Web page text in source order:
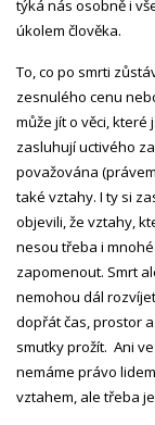
týká nás osobně i
úkolem člověka.
To, co po smrti
zesnulého cenu
může jít o věci,
zasluhují uctivého
považována
také vztahy. I ty si
objevili, že vztahy,
nesou třeba i
zapomenout. Smrt
nemohou dál
dopřát čas, prostor
smutky prožít. Ani
nemáme právo
vztahem, ale třeba je